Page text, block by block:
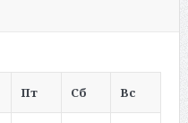
Пт Сб Вс